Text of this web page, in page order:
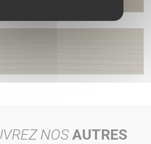
NOSAUTRES